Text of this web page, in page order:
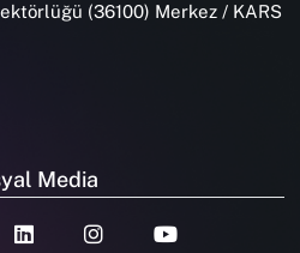
(36100) Merkez / KARS
Media